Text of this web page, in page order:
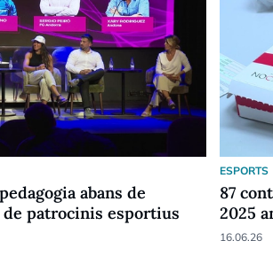
abans de
patrocinis esportius
ESPORTS
87
2025
16.06.26